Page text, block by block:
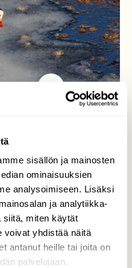
sisällön ja mainosten
ominaisuuksien
analysoimiseen. Lisäksi
ja analytiikka-
siitä, miten käytät
voivat yhdistää näitä
antanut heille tai joita on
palvelujaan.
jäällä,
saapuivat
kun tulivat
Oulujoelle - joki
mutta rannat, pellot
lumipeitteen